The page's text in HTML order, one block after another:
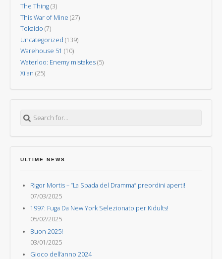
The Thing(3)
This War of Mine (27)
Tokaido (7)
Uncategorized (139)
Warehouse 51 (10)
Waterloo: Enemy mistakes(5)
Xi'an (25)
ULTIME NEWS
Rigor Mortis – “La Spada del Dramma” preordini aperti!
07/03/2025
1997: Fuga Da New York Selezionato per Kidults!
05/02/2025
Buon 2025!
03/01/2025
Gioco dell’anno 2024